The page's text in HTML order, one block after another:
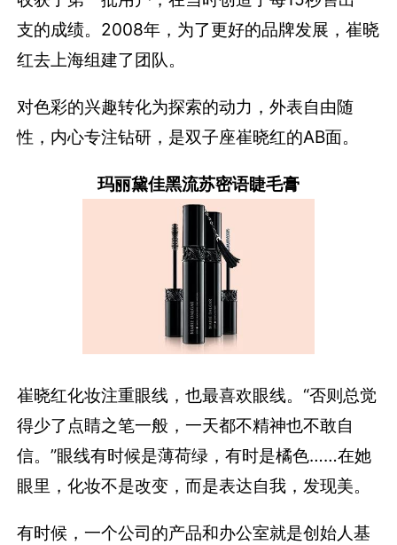
支的成绩。2008年，为了更好的品牌发展，崔晓
红去上海组建了团队。
对色彩的兴趣转化为探索的动力，外表自由随
性，内心专注钻研，是双子座崔晓红的AB面。
玛丽黛佳黑流苏密语睫毛膏
崔晓红化妆注重眼线，也最喜欢眼线。“否则总觉
得少了点睛之笔一般，一天都不精神也不敢自
信。”眼线有时候是薄荷绿，有时是橘色……在她
眼里，化妆不是改变，而是表达自我，发现美。
有时候，一个公司的产品和办公室就是创始人基